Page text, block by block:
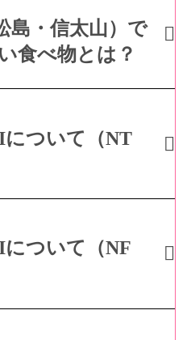
島・信太山）で
食べ物とは？
ついて（NT
ついて（NF